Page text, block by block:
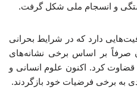
و انسجام ملی شکل گرفت.
دارد که در شرایط بحرانی
صرفاً بر اساس برخی نشانه‌های
کرد. اکنون علوم انسانی و
به برخی فرضیات خود بازگردند.